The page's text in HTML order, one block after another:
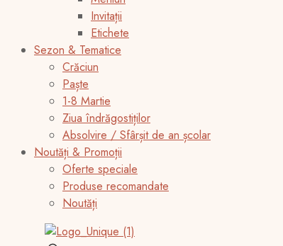
Invitații
Etichete
Sezon & Tematice
Crăciun
Paște
1-8 Martie
Ziua îndrăgostiților
Absolvire / Sfârșit de an școlar
Noutăți & Promoții
Oferte speciale
Produse recomandate
Noutăți